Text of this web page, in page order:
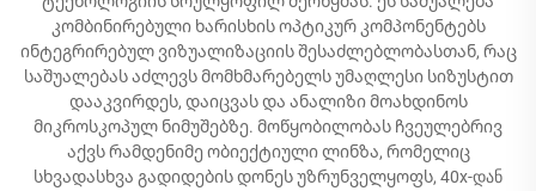
კომბინირებული ხარისხის ოპტიკურ კომპონენტებს
ინტეგრირებულ ვიზუალიზაციის შესაძლებლობასთან, რაც
საშუალებას აძლევს მომხმარებელს უმაღლესი სიზუსტით
დააკვირდეს, დაიცვას და ანალიზი მოახდინოს
მიკროსკოპულ ნიმუშებზე. მოწყობილობას ჩვეულებრივ
აქვს რამდენიმე ობიექტიული ლინზა, რომელიც
სხვადასხვა გადიდების დონეს უზრუნველყოფს, 40x-დან